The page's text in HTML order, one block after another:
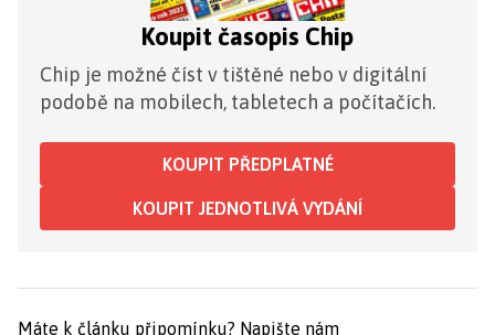
Koupit časopis Chip
Chip je možné číst v tištěné nebo v digitální
podobě na mobilech, tabletech a počítačích.
KOUPIT PŘEDPLATNÉ
KOUPIT JEDNOTLIVÁ VYDÁNÍ
Máte k článku připomínku? Napište nám